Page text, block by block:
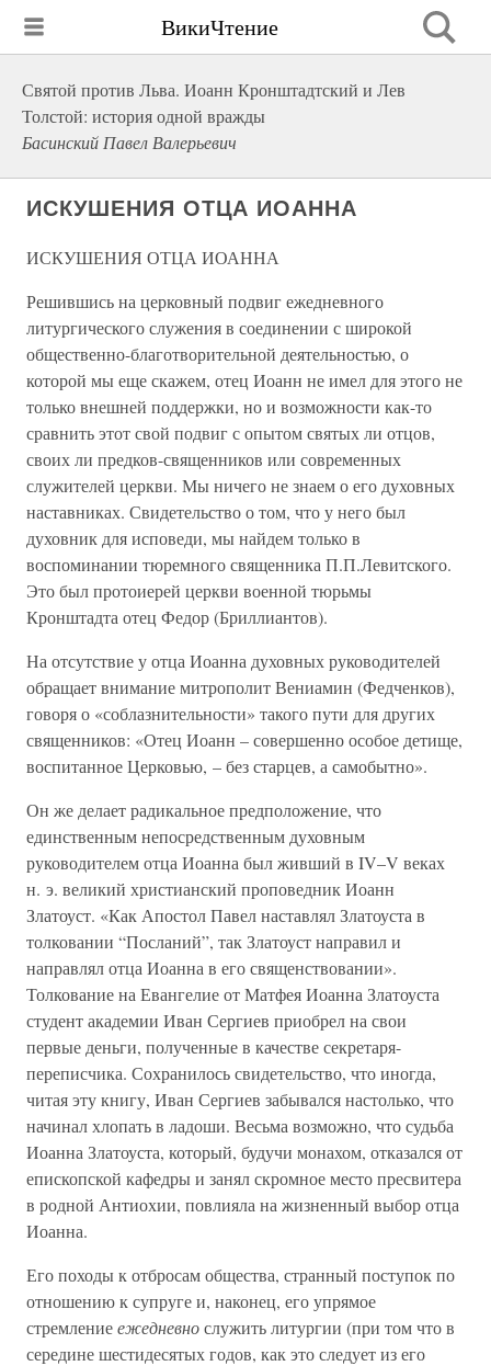
ВикиЧтение
Святой против Льва. Иоанн Кронштадтский и Лев
Толстой: история одной вражды
Басинский Павел Валерьевич
ИСКУШЕНИЯ ОТЦА ИОАННА
ИСКУШЕНИЯ ОТЦА ИОАННА
Решившись на церковный подвиг ежедневного
литургического служения в соединении с широкой
общественно-благотворительной деятельностью, о
которой мы еще скажем, отец Иоанн не имел для этого не
только внешней поддержки, но и возможности как-то
сравнить этот свой подвиг с опытом святых ли отцов,
своих ли предков-священников или современных
служителей церкви. Мы ничего не знаем о его духовных
наставниках. Свидетельство о том, что у него был
духовник для исповеди, мы найдем только в
воспоминании тюремного священника П.П.Левитского.
Это был протоиерей церкви военной тюрьмы
Кронштадта отец Федор (Бриллиантов).
На отсутствие у отца Иоанна духовных руководителей
обращает внимание митрополит Вениамин (Федченков),
говоря о «соблазнительности» такого пути для других
священников: «Отец Иоанн – совершенно особое детище,
воспитанное Церковью, – без старцев, а самобытно».
Он же делает радикальное предположение, что
единственным непосредственным духовным
руководителем отца Иоанна был живший в IV–V веках
н. э. великий христианский проповедник Иоанн
Златоуст. «Как Апостол Павел наставлял Златоуста в
толковании “Посланий”, так Златоуст направил и
направлял отца Иоанна в его священствовании».
Толкование на Евангелие от Матфея Иоанна Златоуста
студент академии Иван Сергиев приобрел на свои
первые деньги, полученные в качестве секретаря-
переписчика. Сохранилось свидетельство, что иногда,
читая эту книгу, Иван Сергиев забывался настолько, что
начинал хлопать в ладоши. Весьма возможно, что судьба
Иоанна Златоуста, который, будучи монахом, отказался от
епископской кафедры и занял скромное место пресвитера
в родной Антиохии, повлияла на жизненный выбор отца
Иоанна.
Его походы к отбросам общества, странный поступок по
отношению к супруге и, наконец, его упрямое
стремлениеежедневнослужить литургии (при том что в
середине шестидесятых годов, как это следует из его